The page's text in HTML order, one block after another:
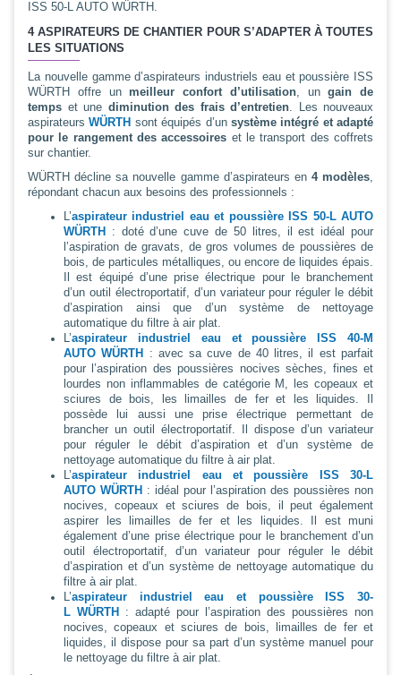
ISS 50-L AUTO WÜRTH.
4 ASPIRATEURS DE CHANTIER POUR S’ADAPTER À TOUTES
LES SITUATIONS
La nouvelle gamme d’aspirateurs industriels eau et poussière ISS
WÜRTH offre unmeilleur confort d’utilisation, ungain de
temps et une diminution des frais d’entretien. Les nouveaux
aspirateursWÜRTH sont équipés d’un système intégré et adapté
pour le rangement des accessoires et le transport des coffrets
sur chantier.
WÜRTH décline sa nouvelle gamme d’aspirateurs en 4 modèles,
répondant chacun aux besoins des professionnels :
L’aspirateur industriel eau et poussière ISS 50-L AUTO
WÜRTH
: doté d’une cuve de 50 litres, il est idéal pour
l’aspiration de gravats, de gros volumes de poussières de
bois, de particules métalliques, ou encore de liquides épais.
Il est équipé d’une prise électrique pour le branchement
d’un outil électroportatif, d’un variateur pour réguler le débit
d’aspiration ainsi que d’un système de nettoyage
automatique du filtre à air plat.
L’aspirateur industriel eau et poussière ISS 40-M
AUTO WÜRTH
: avec sa cuve de 40 litres, il est parfait
pour l’aspiration des poussières nocives sèches, fines et
lourdes non inflammables de catégorie M, les copeaux et
sciures de bois, les limailles de fer et les liquides. Il
possède lui aussi une prise électrique permettant de
brancher un outil électroportatif. Il dispose d’un variateur
pour réguler le débit d’aspiration et d’un système de
nettoyage automatique du filtre à air plat.
L’aspirateur industriel eau et poussière ISS 30-L
AUTO WÜRTH : idéal pour l’aspiration des poussières non
nocives, copeaux et sciures de bois, il peut également
aspirer les limailles de fer et les liquides. Il est muni
également d’une prise électrique pour le branchement d’un
outil électroportatif, d’un variateur pour réguler le débit
d’aspiration et d’un système de nettoyage automatique du
filtre à air plat.
L’aspirateur industriel eau et poussière ISS 30-
L WÜRTH
: adapté pour l’aspiration des poussières non
nocives, copeaux et sciures de bois, limailles de fer et
liquides, il dispose pour sa part d’un système manuel pour
le nettoyage du filtre à air plat.